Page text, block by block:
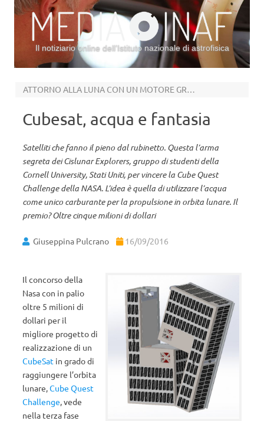
Il notiziario online dell’Istituto nazionale di astrofisica
ATTORNO ALLA LUNA CON UN MOTORE GREEN
Cubesat, acqua e fantasia
Satelliti che fanno il pieno dal rubinetto. Questa l’arma
segreta dei Cislunar Explorers, gruppo di studenti della
Cornell University, Stati Uniti, per vincere la Cube Quest
Challenge della NASA. L’idea è quella di utilizzare l’acqua
come unico carburante per la propulsione in orbita lunare. Il
premio? Oltre cinque milioni di dollari
Giuseppina Pulcrano 16/09/2016
Il concorso della
Nasa con in palio
oltre 5 milioni di
dollari per il
migliore progetto di
realizzazione di un
CubeSat in grado di
raggiungere l’orbita
lunare,Cube Quest
Challenge, vede
nella terza fase